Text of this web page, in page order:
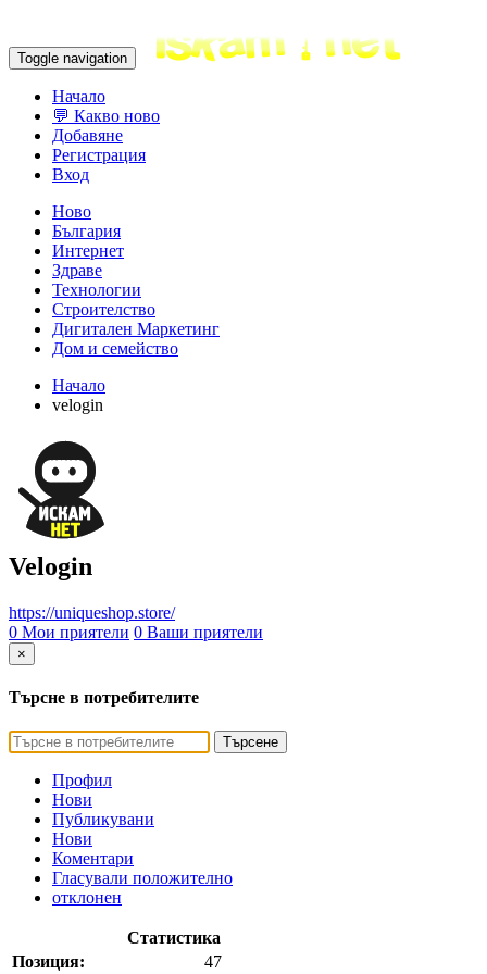
Toggle navigation
Начало
💬 Какво ново
Добавяне
Регистрация
Вход
Ново
България
Интернет
Здраве
Технологии
Строителство
Дигитален Маркетинг
Дом и семейство
Начало
velogin
Velogin
https://uniqueshop.store/
0 Мои приятели 0 Ваши приятели
×
Търсне в потребителите
Търсене
Профил
Нови
Публикувани
Нови
Коментари
Гласували положително
отклонен
Статистика
Позиция:
47